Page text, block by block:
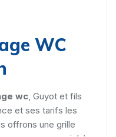
WC
wc , Guyot et fils
et ses tarifs les
offrons une grille